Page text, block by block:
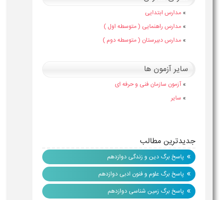
» مدارس ابتدایی
» مدارس راهنمایی ( متوسطه اول )
» مدارس دبیرستان ( متوسطه دوم )
سایر آزمون ها
» آزمون سازمان فنی و حرفه ای
» سایر
جدیدترین مطالب
» پاسخ برگ دین و زندگی دوازدهم
» پاسخ برگ علوم و فنون ادبی دوازدهم
» پاسخ برگ زمین شناسی دوازدهم